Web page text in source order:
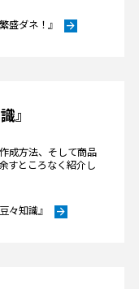
盛ダネ！』 arrow_forward
』
成方法、そして商品
すところなく紹介し
々知識』 arrow_forward